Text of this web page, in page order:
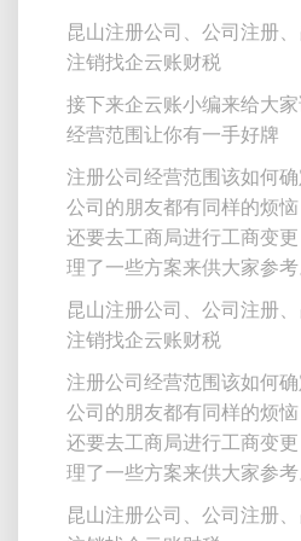
昆山注册公司、公司注册
注销找企云账财税
接下来企云账小编来给大
经营范围让你有一手好牌
注册公司经营范围该如何
公司的朋友都有同样的烦
还要去工商局进行工商变
理了一些方案来供大家参考
昆山注册公司、公司注册
注销找企云账财税
注册公司经营范围该如何
公司的朋友都有同样的烦
还要去工商局进行工商变
理了一些方案来供大家参考
昆山注册公司、公司注册